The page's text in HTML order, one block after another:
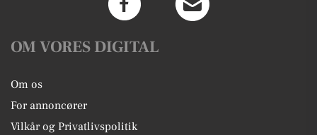
OM VORES DIGITAL
Om os
For annoncører
Vilkår og Privatlivspolitik